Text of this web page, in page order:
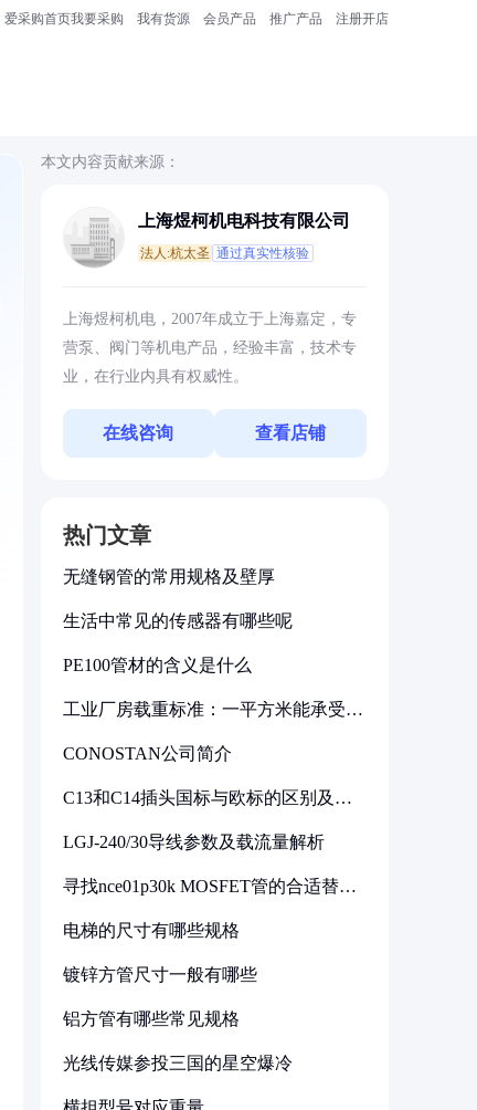
爱采购首页我要采购 我有货源 会员产品 推广产品 注册开店
本文内容贡献来源：
上海煜柯机电科技有限公司
法人:杭太圣 通过真实性核验
上海煜柯机电，2007年成立于上海嘉定，专
营泵、阀门等机电产品，经验丰富，技术专
业，在行业内具有权威性。
在线咨询 查看店铺
热门文章
无缝钢管的常用规格及壁厚
生活中常见的传感器有哪些呢
PE100管材的含义是什么
工业厂房载重标准：一平方米能承受多
CONOSTAN公司简介
C13和C14插头国标与欧标的区别及其
LGJ-240/30导线参数及载流量解析
寻找nce01p30k MOSFET管的合适替代
电梯的尺寸有哪些规格
镀锌方管尺寸一般有哪些
铝方管有哪些常见规格
光线传媒参投三国的星空爆冷